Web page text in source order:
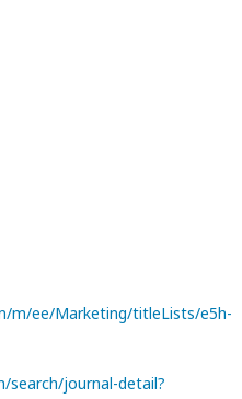
m/ee/Marketing/titleLists/e5h-
search/journal-detail?